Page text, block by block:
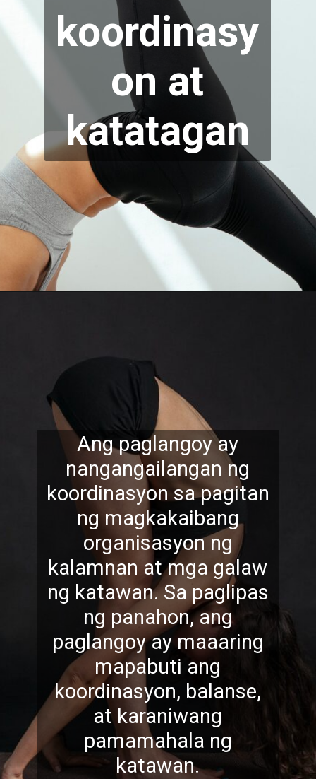
koordinasy
on at
katatagan
Ang paglangoy ay
nangangailangan ng
koordinasyon sa pagitan
ng magkakaibang
organisasyon ng
kalamnan at mga galaw
ng katawan. Sa paglipas
ng panahon, ang
paglangoy ay maaaring
mapabuti ang
koordinasyon, balanse,
at karaniwang
pamamahala ng
katawan.